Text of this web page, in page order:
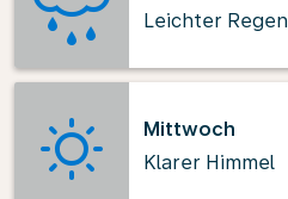
Leichter Regen
Mittwoch
Klarer Himmel